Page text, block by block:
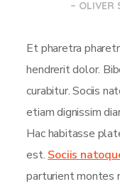
– OLIVER
Et pharetra
hendrerit dolor.
curabitur. Sociis
etiam dignissim
Hac habitasse
est. Sociis
parturient montes